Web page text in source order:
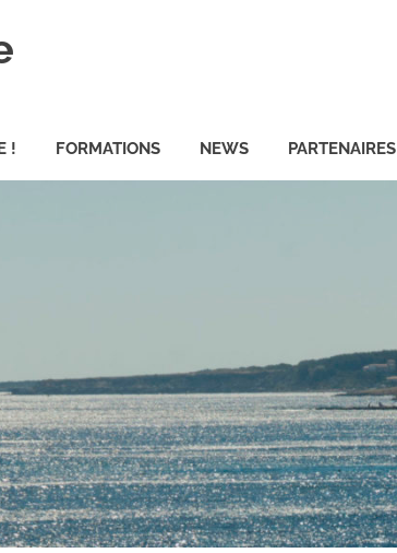
! FORMATIONS NEWS PARTENAIRES